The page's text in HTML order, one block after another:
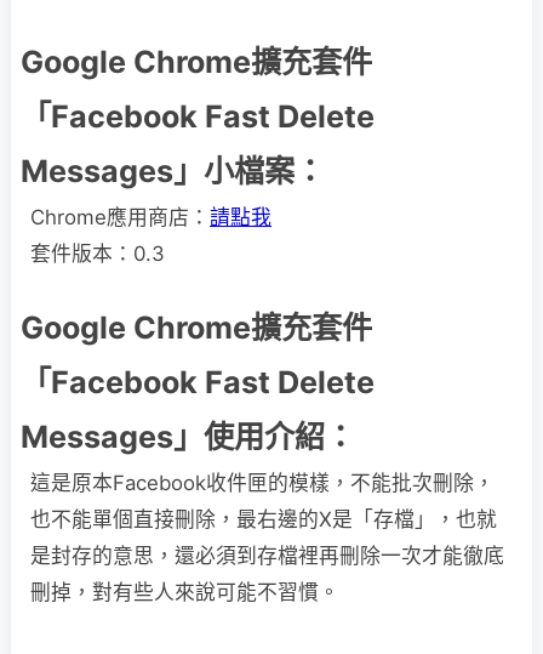
Google Chrome擴充套件
「Facebook Fast Delete
Messages」小檔案：
Chrome應用商店： 請點我
套件版本：0.3
Google Chrome擴充套件
「Facebook Fast Delete
Messages」使用介紹：
這是原本Facebook收件匣的模樣，不能批次刪除，
也不能單個直接刪除，最右邊的X是「存檔」，也就
是封存的意思，還必須到存檔裡再刪除一次才能徹底
刪掉，對有些人來說可能不習慣。